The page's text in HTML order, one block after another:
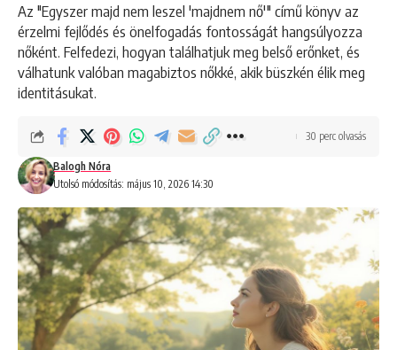
Az "Egyszer majd nem leszel 'majdnem nő'" című könyv az
érzelmi fejlődés és önelfogadás fontosságát hangsúlyozza
nőként. Felfedezi, hogyan találhatjuk meg belső erőnket, és
válhatunk valóban magabiztos nőkké, akik büszkén élik meg
identitásukat.
Utolsó módosítás: május 10, 2026 14:30
Balogh Nóra
30 perc olvasás